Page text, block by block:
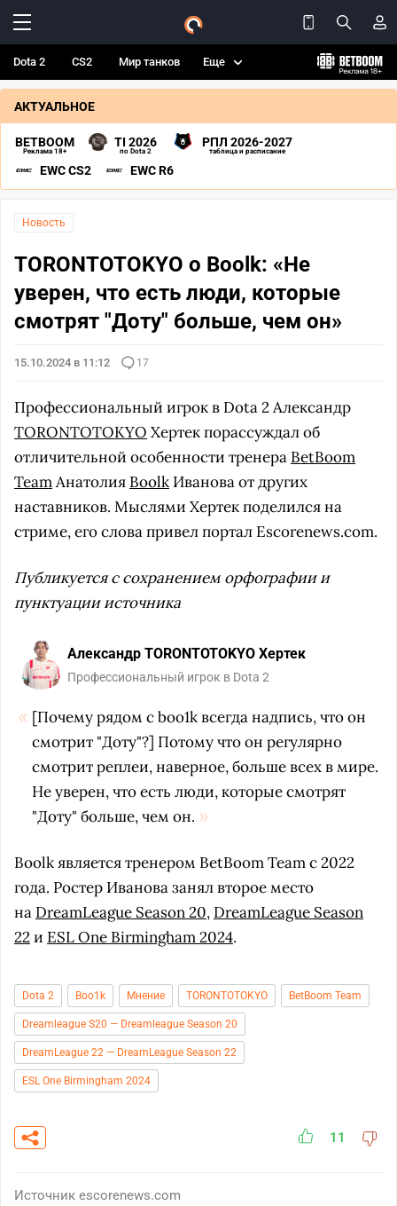
Dota 2 CS2 Мир танков Еще
АКТУАЛЬНОЕ
BETBOOM
Реклама 18+
TI 2026
по Dota 2
РПЛ 2026-2027
таблица и расписание
EWC CS2 EWC R6
Новость
TORONTOTOKYO о Boolk: «Не
уверен, что есть люди, которые
смотрят "Доту" больше, чем он»
15.10.2024 в 11:12 17
Профессиональный игрок в Dota 2 Александр
TORONTOTOKYO Хертек порассуждал об
отличительной особенности тренера BetBoom
TeamАнатолия Boolk Иванова от других
наставников. Мыслями Хертек поделился на
стриме, его слова привел портал Escorenews.com.
Публикуется с сохранением орфографии и
пунктуации источника
Александр TORONTOTOKYO Хертек
Профессиональный игрок в Dota 2
[Почему рядом с boo1k всегда надпись, что он
смотрит "Доту"?] Потому что он регулярно
смотрит реплеи, наверное, больше всех в мире.
Не уверен, что есть люди, которые смотрят
"Доту" больше, чем он.
Boolk является тренером BetBoom Team с 2022
года. Ростер Иванова занял второе место
на DreamLeague Season 20, DreamLeague Season
22и ESL One Birmingham 2024.
Dota 2 Boo1k Мнение TORONTOTOKYO BetBoom Team
Dreamleague S20 — Dreamleague Season 20
DreamLeague 22 — DreamLeague Season 22
ESL One Birmingham 2024
11
Источник escorenews.com